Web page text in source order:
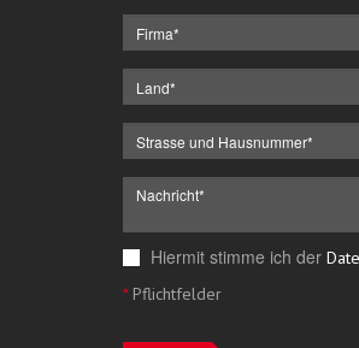
Hiermit stimme ich der
*Pflichtfelder